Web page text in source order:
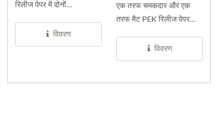
रिलीज पेपर में दोनों...
विवरण
एक तरफ चमकदार और एक
तरफ मैट PEK रिलीज पेपर...
विवरण